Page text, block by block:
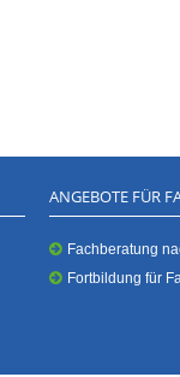
ANGEBOTE FÜR
Fachberatung
Fortbildung für